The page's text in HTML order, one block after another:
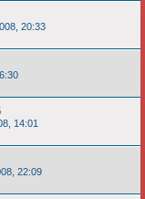
20:33
14:01
22:09